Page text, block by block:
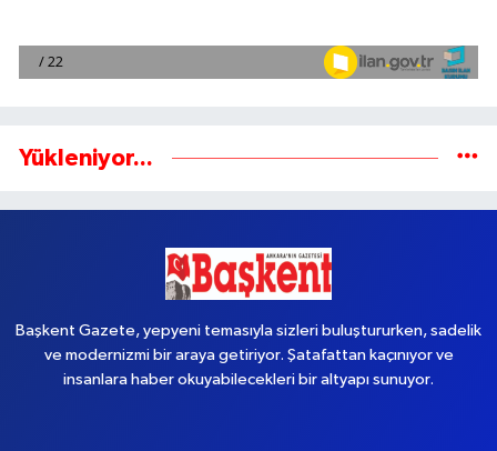
Yükleniyor...
Başkent Gazete, yepyeni temasıyla sizleri buluştururken, sadelik
ve modernizmi bir araya getiriyor. Şatafattan kaçınıyor ve
insanlara haber okuyabilecekleri bir altyapı sunuyor.